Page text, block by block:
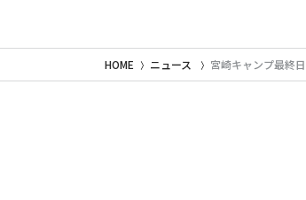
HOME ニュース 宮崎キャンプ最終日